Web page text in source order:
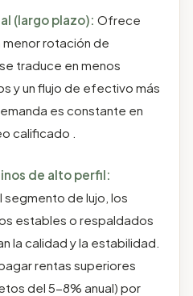
(largo plazo): Ofrece
menor rotación de
traduce en menos
y un flujo de efectivo más
es constante en
calificado .
de alto perfil:
segmento de lujo, los
estables o respaldados
la calidad y la estabilidad.
rentas superiores
del 5-8% anual) por